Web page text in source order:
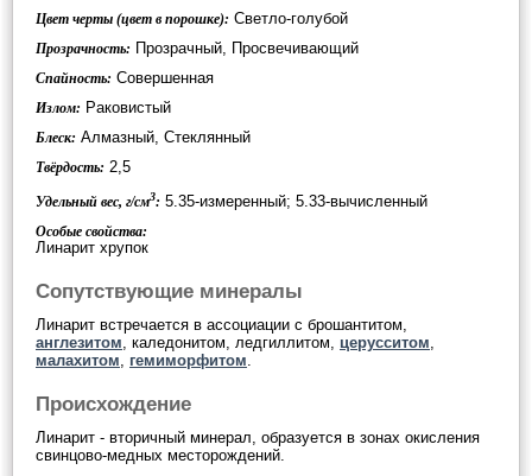
Цвет черты (цвет в порошке): Светло-голубой
Прозрачность: Прозрачный, Просвечивающий
Спайность: Совершенная
Излом: Раковистый
Блеск: Алмазный, Стеклянный
Твёрдость: 2,5
Удельный вес, г/см3: 5.35-измеренный; 5.33-вычисленный
Особые свойства:
Линарит хрупок
Сопутствующие минералы
Линарит встречается в ассоциации с брошантитом,
англезитом , каледонитом, ледгиллитом, церусситом
малахитом
гемиморфитом
Происхождение
Линарит - вторичный минерал, образуется в зонах окисления
свинцово-медных месторождений.